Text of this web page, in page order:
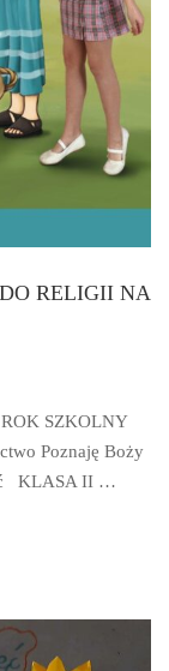
RELIGII NA
SZKOLNY
Poznaję Boży
KLASA II …